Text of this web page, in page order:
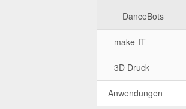
Python Kurs
Karel
DanceBots
make-IT
Übersicht
MaKey MaKey
3D Druck
Anwendungen